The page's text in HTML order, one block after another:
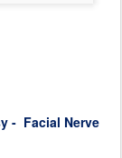
- Facial Nerve